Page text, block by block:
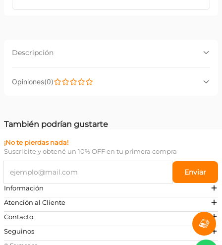
Descripción
El Tratamiento Nutritivo, esta formulado en base a
cuidándolo naturalmente.
(0)
Más reciente Todos
No hay comentarios.
También podrían gustarte
¡No te pierdas nada!
Suscribite y obtené un 10% OFF en tu primera compra
Enviar
Información
Atención al Cliente
Contacto
¿Necesitás ayuda?
Preguntas Frecuentes
Seguinos